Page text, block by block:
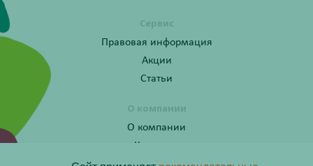
Сервис
Правовая информация
Акции
Статьи
О компании
О компании
Контакты